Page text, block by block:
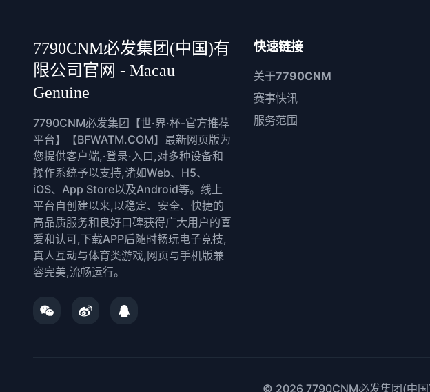
7790CNM必发集团(中国)有
限公司官网 - Macau
Genuine
7790CNM必发集团【世·界·杯-官方推荐
平台】【BFWATM.COM】最新网页版为
您提供客户端,·登录·入口,对多种设备和
操作系统予以支持,诸如Web、H5、
iOS、App Store以及Android等。线上
平台自创建以来,以稳定、安全、快捷的
高品质服务和良好口碑获得广大用户的喜
爱和认可,下载APP后随时畅玩电子竞技,
真人互动与体育类游戏,网页与手机版兼
容完美,流畅运行。
快速链接
关于7790CNM
赛事快讯
服务范围
© 2026 7790CNM必发集团(中